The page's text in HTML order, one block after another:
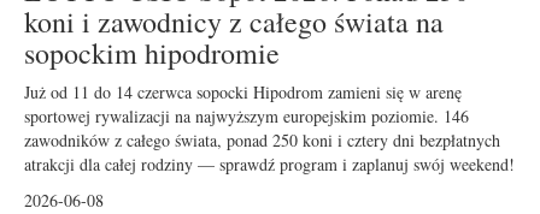
koni i zawodnicy z całego świata na
sopockim hipodromie
Już od 11 do 14 czerwca sopocki Hipodrom zamieni się w arenę
sportowej rywalizacji na najwyższym europejskim poziomie. 146
zawodników z całego świata, ponad 250 koni i cztery dni bezpłatnych
atrakcji dla całej rodziny — sprawdź program i zaplanuj swój weekend!
2026-06-08